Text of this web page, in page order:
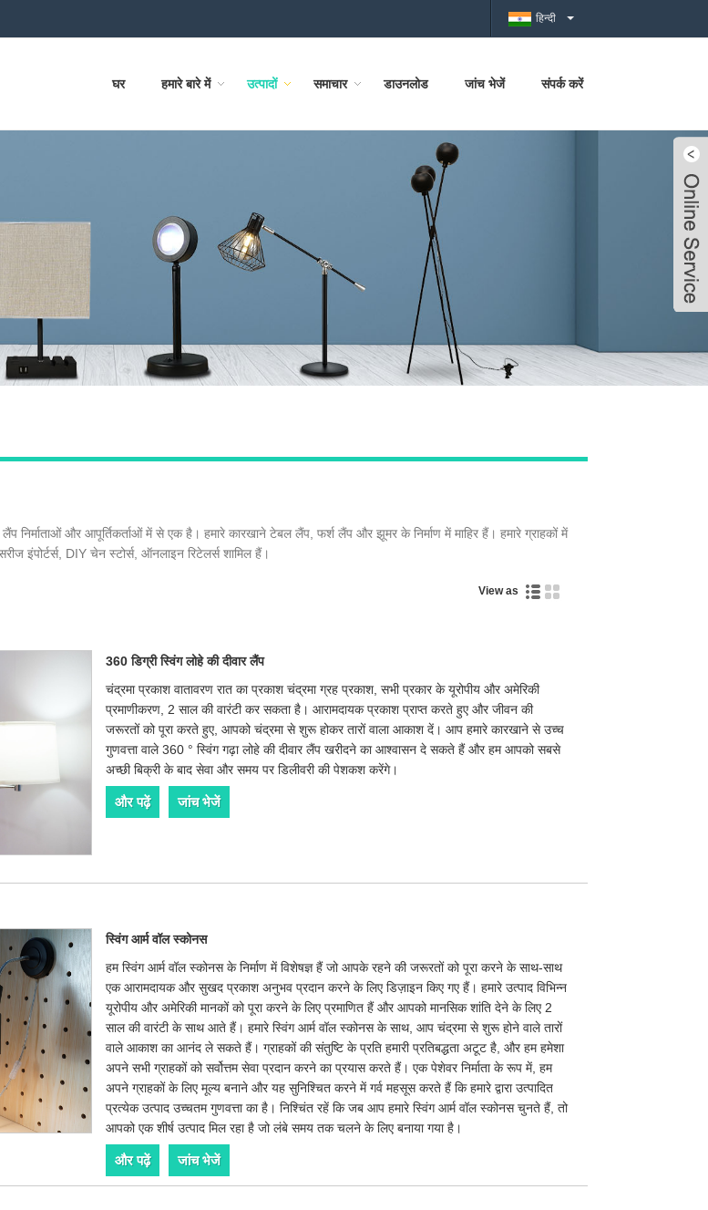
हिन्दी
घर हमारे बारे में उत्पादों समाचार डाउनलोड जांच भेजें संपर्क करें
और आपूर्तिकर्ताओं में से एक है। हमारे कारखाने टेबल लैंप, फर्श लैंप और झूमर के निर्माण में माहिर हैं। हमारे ग्राहकों में
इंपोर्टर्स, DIY चेन स्टोर्स, ऑनलाइन रिटेलर्स शामिल हैं।
View as
360 डिग्री स्विंग लोहे की दीवार लैंप
चंद्रमा प्रकाश वातावरण रात का प्रकाश चंद्रमा ग्रह प्रकाश, सभी प्रकार के यूरोपीय और अमेरिकी
प्रमाणीकरण, 2 साल की वारंटी कर सकता है। आरामदायक प्रकाश प्राप्त करते हुए और जीवन की
जरूरतों को पूरा करते हुए, आपको चंद्रमा से शुरू होकर तारों वाला आकाश दें। आप हमारे कारखाने से उच्च
गुणवत्ता वाले 360 ° स्विंग गढ़ा लोहे की दीवार लैंप खरीदने का आश्वासन दे सकते हैं और हम आपको सबसे
अच्छी बिक्री के बाद सेवा और समय पर डिलीवरी की पेशकश करेंगे।
और पढ़ें जांच भेजें
स्विंग आर्म वॉल स्कोनस
हम स्विंग आर्म वॉल स्कोनस के निर्माण में विशेषज्ञ हैं जो आपके रहने की जरूरतों को पूरा करने के साथ-साथ
एक आरामदायक और सुखद प्रकाश अनुभव प्रदान करने के लिए डिज़ाइन किए गए हैं। हमारे उत्पाद विभिन्न
यूरोपीय और अमेरिकी मानकों को पूरा करने के लिए प्रमाणित हैं और आपको मानसिक शांति देने के लिए 2
साल की वारंटी के साथ आते हैं। हमारे स्विंग आर्म वॉल स्कोनस के साथ, आप चंद्रमा से शुरू होने वाले तारों
वाले आकाश का आनंद ले सकते हैं। ग्राहकों की संतुष्टि के प्रति हमारी प्रतिबद्धता अटूट है, और हम हमेशा
अपने सभी ग्राहकों को सर्वोत्तम सेवा प्रदान करने का प्रयास करते हैं। एक पेशेवर निर्माता के रूप में, हम
अपने ग्राहकों के लिए मूल्य बनाने और यह सुनिश्चित करने में गर्व महसूस करते हैं कि हमारे द्वारा उत्पादित
प्रत्येक उत्पाद उच्चतम गुणवत्ता का है। निश्चिंत रहें कि जब आप हमारे स्विंग आर्म वॉल स्कोनस चुनते हैं, तो
आपको एक शीर्ष उत्पाद मिल रहा है जो लंबे समय तक चलने के लिए बनाया गया है।
और पढ़ें जांच भेजें